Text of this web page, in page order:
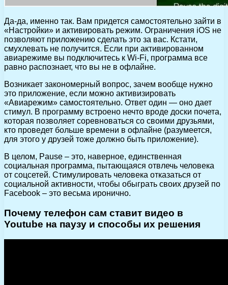
Да-да, именно так. Вам придется самостоятельно зайти в
«Настройки» и активировать режим. Ограничения iOS не
позволяют приложению сделать это за вас. Кстати,
смухлевать не получится. Если при активированном
авиарежиме вы подключитесь к Wi-Fi, программа все
равно распознает, что вы не в офлайне.
Возникает закономерный вопрос, зачем вообще нужно
это приложение, если можно активизировать
«Авиарежим» самостоятельно. Ответ один — оно дает
стимул. В программу встроено нечто вроде доски почета,
которая позволяет соревноваться со своими друзьями,
кто проведет больше времени в офлайне (разумеется,
для этого у друзей тоже должно быть приложение).
В целом, Pause – это, наверное, единственная
социальная программа, пытающаяся отвлечь человека
от соцсетей. Стимулировать человека отказаться от
социальной активности, чтобы обыграть своих друзей по
Facebook – это весьма иронично.
Почему телефон сам ставит видео в
Youtube на паузу и способы их решения